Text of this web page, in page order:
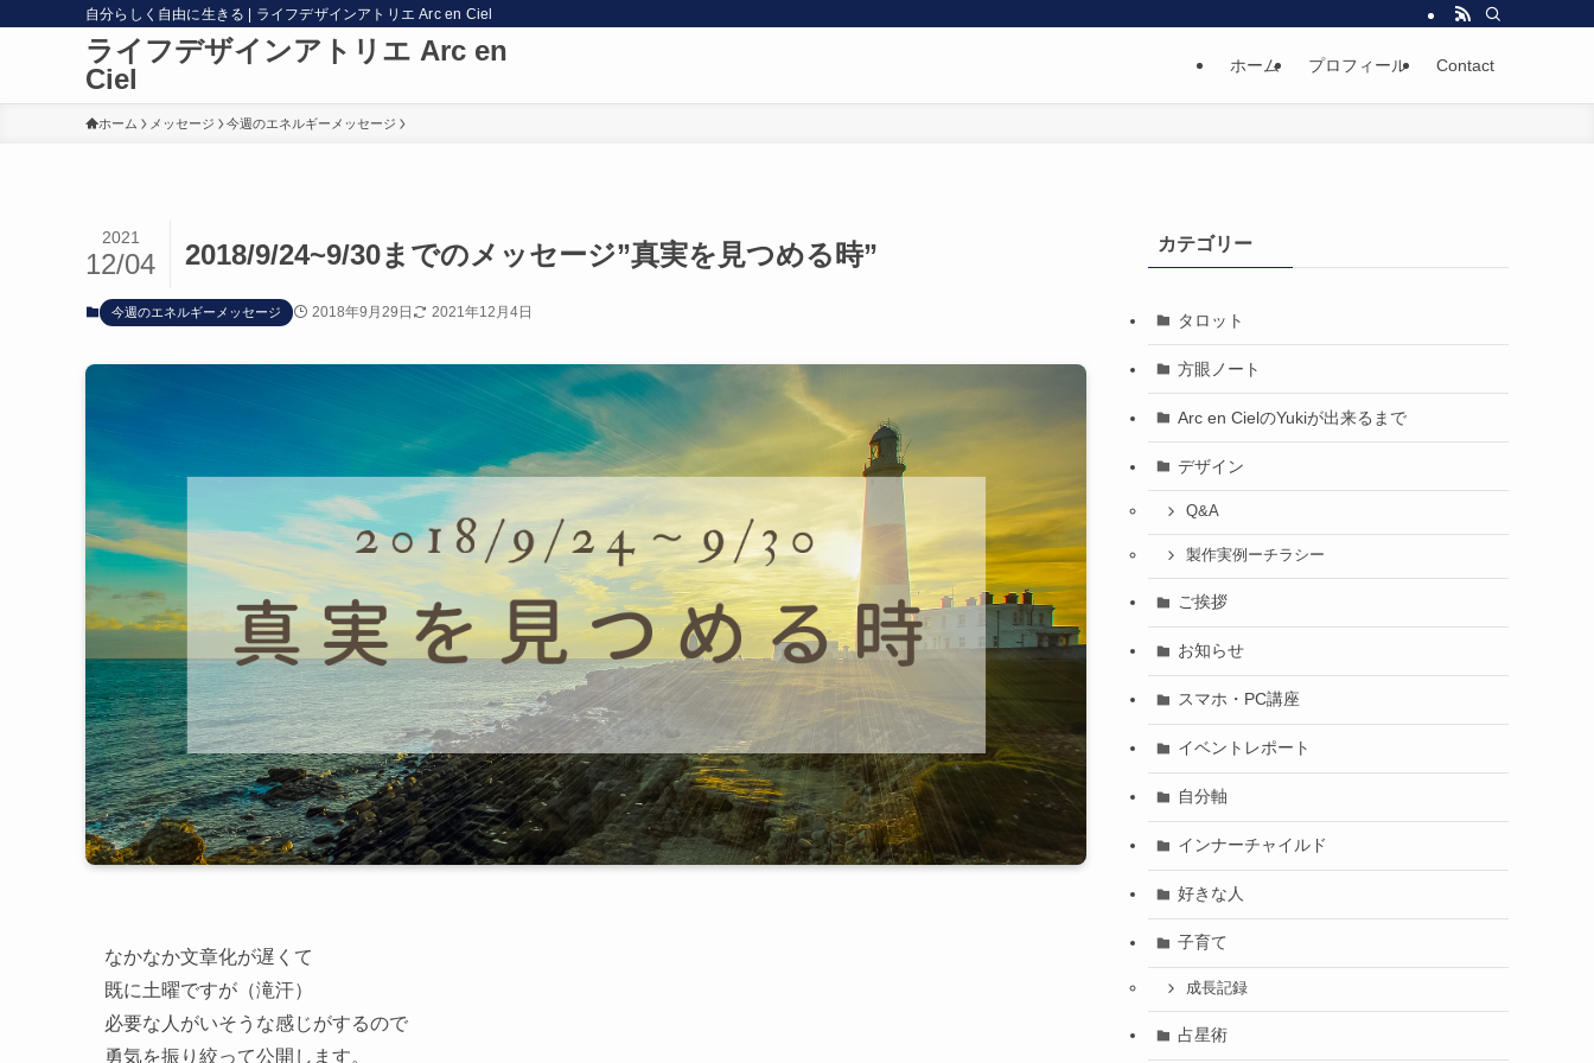
自分らしく自由に生きる | ライフデザインアトリエ Arc en Ciel
ライフデザインアトリエ Arc en
Ciel
ホーム プロフィール Contact
ホーム メッセージ 今週のエネルギーメッセージ
2018/9/24~9/30までのメッセージ”真実を見つめる時”
2021
12/04
今週のエネルギーメッセージ 2018年9月29日 2021年12月4日
なかなか文章化が遅くて
既に土曜ですが（滝汗）
必要な人がいそうな感じがするので
勇気を振り絞って公開します。
カテゴリー
タロット
方眼ノート
Arc en CielのYukiが出来るまで
デザイン
Q&A
製作実例ーチラシー
ご挨拶
お知らせ
スマホ・PC講座
イベントレポート
自分軸
インナーチャイルド
好きな人
子育て
成長記録
占星術